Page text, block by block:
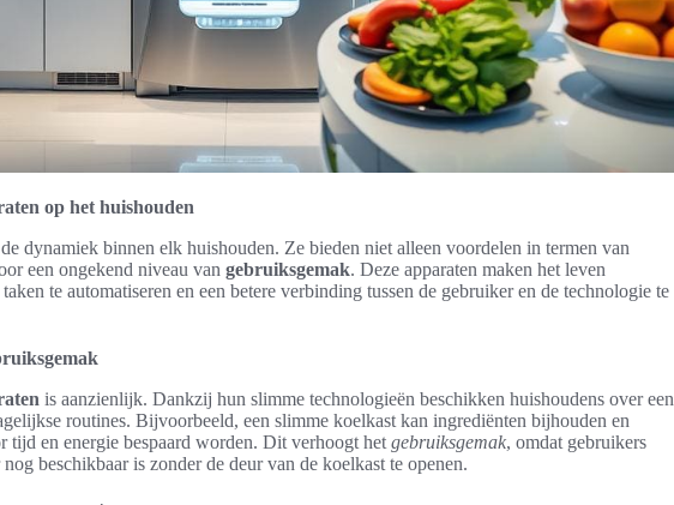
op het huishouden
dynamiek binnen elk huishouden. Ze bieden niet alleen voordelen in termen van
een ongekend niveau van gebruiksgemak. Deze apparaten maken het leven
te automatiseren en een betere verbinding tussen de gebruiker en de technologie te
is aanzienlijk. Dankzij hun slimme technologieën beschikken huishoudens over een
routines. Bijvoorbeeld, een slimme koelkast kan ingrediënten bijhouden en
tijd en energie bespaard worden. Dit verhoogt het gebruiksgemak, omdat gebruikers
beschikbaar is zonder de deur van de koelkast te openen.